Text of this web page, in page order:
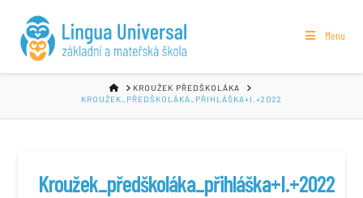
Menu
HOMEKROUŽEK PŘEDŠKOLÁKA
KROUŽEK_PŘEDŠKOLÁKA_PŘIHLÁŠKA+I.+2022
Kroužek_předškoláka_přihláška+I.+2022